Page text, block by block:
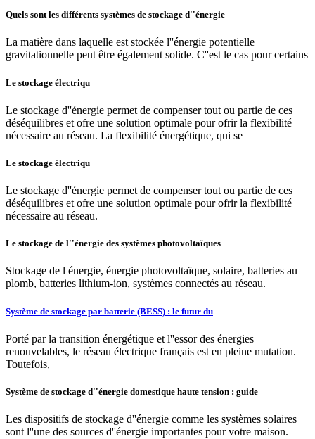
Quels sont les différents systèmes de stockage d''énergie
La matière dans laquelle est stockée l''énergie potentielle
gravitationnelle peut être également solide. C''est le cas pour certains
Le stockage électriqu
Le stockage d''énergie permet de compenser tout ou partie de ces
déséquilibres et ofre une solution optimale pour ofrir la flexibilité
nécessaire au réseau. La flexibilité énergétique, qui se
Le stockage électriqu
Le stockage d''énergie permet de compenser tout ou partie de ces
déséquilibres et ofre une solution optimale pour ofrir la flexibilité
nécessaire au réseau.
Le stockage de l''énergie des systèmes photovoltaïques
Stockage de l énergie, énergie photovoltaïque, solaire, batteries au
plomb, batteries lithium-ion, systèmes connectés au réseau.
Système de stockage par batterie (BESS) : le futur du
Porté par la transition énergétique et l''essor des énergies
renouvelables, le réseau électrique français est en pleine mutation.
Toutefois,
Système de stockage d''énergie domestique haute tension : guide
Les dispositifs de stockage d''énergie comme les systèmes solaires
sont l''une des sources d''énergie importantes pour votre maison.